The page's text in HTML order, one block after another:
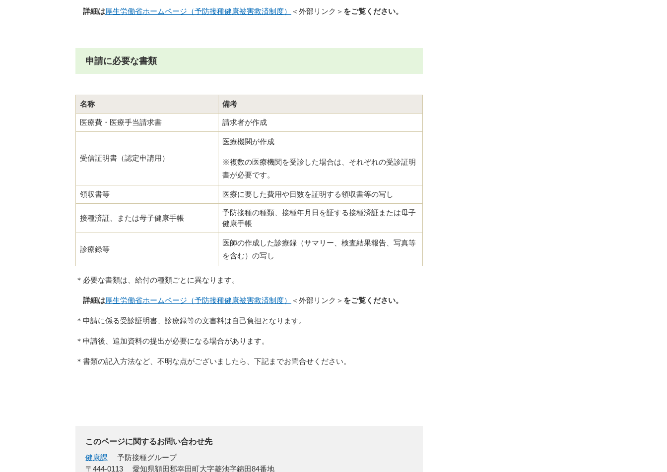
詳細は厚生労働省ホームページ（予防接種健康被害救済制度） ＜外部リンク＞ をご覧ください。
申請に必要な書類
名称 備考
医療費・医療手当請求書 請求者が作成
受信証明書（認定申請用）
医療機関が作成
※複数の医療機関を受診した場合は、それぞれの受診証明
書が必要です。
領収書等 医療に要した費用や日数を証明する領収書等の写し
接種済証、または母子健康手帳
予防接種の種類、接種年月日を証する接種済証または母子
健康手帳
診療録等
医師の作成した診療録（サマリー、検査結果報告、写真等
を含む）の写し
＊必要な書類は、給付の種類ごとに異なります。
詳細は厚生労働省ホームページ（予防接種健康被害救済制度） ＜外部リンク＞ をご覧ください。
＊申請に係る受診証明書、診療録等の文書料は自己負担となります。
＊申請後、追加資料の提出が必要になる場合があります。
＊書類の記入方法など、不明な点がございましたら、下記までお問合せください。
このページに関するお問い合わせ先
健康課
予防接種グループ
〒444-0113
愛知県額田郡幸田町大字菱池字錦田84番地